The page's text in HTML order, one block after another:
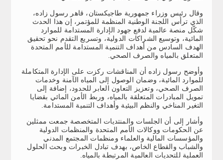
وقال رئيس وزراء جمهورية طاجيكستان، قاهر رسول زاده،
الذي ترأس اللجنة الوطنية المنظمة للمؤتمر، إن هذا الحدث
شكّل منصة عالمية لدفع جهود الإدارة المستدامة للموارد
المائية، وتوسيع الشراكات الدولية، وتسريع التقدم نحو تحقيق
الهدف السادس من أهداف التنمية المستدامة للأمم المتحدة
المتعلق بالمياه والصرف الصحي.
وأوضح رسول زاده أن المناقشات ركزت على الإدارة المتكاملة
للموارد المائية، وضمان الوصول إلى المياه الآمنة وخدمات
الصرف الصحي، وتعزيز التعاون العابر للحدود، إضافة إلى
تمويل المبادرات المتعلقة بالمياه، وربط الأمن المائي بقضايا
التغير المناخي والنظم البيئية وأهداف التنمية المستدامة.
وأشار إلى أن الجلسات والمنتديات المتخصصة جمعت ممثلين
عن الحكومات ووكالات الأمم المتحدة والمنظمات الدولية
والمؤسسات المالية والعلماء ومنظمات المجتمع المدني
والشباب والقطاع الخاص، بهدف تبادل الخبرات وبحث الحلول
العملية للتحديات العالمية المرتبطة بالمياه.